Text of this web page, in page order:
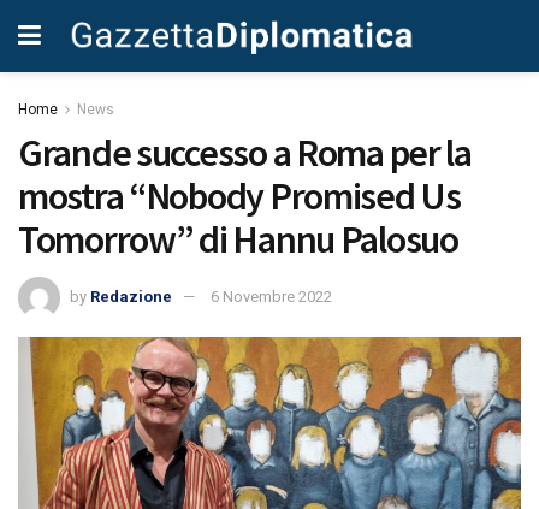
Home News
Grande successo a Roma per la
mostra “Nobody Promised Us
Tomorrow” di Hannu Palosuo
by Redazione 6 Novembre 2022